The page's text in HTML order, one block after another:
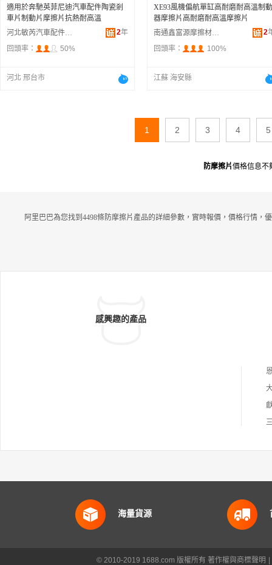
適用於奔馳英菲尼迪汽車配件陶瓷剎
車片制動片摩擦片抗熱耐高溫
河北敏芮汽車配件有限公司
2年
回頭率：
50%
河北 邢台市
XE93風機偏航單缸高耐磨耐高溫制動
器摩擦片高耐磨耐高溫摩擦片
南通鑫富源摩擦材料制造設備有限公司
2
回頭率：
100%
江蘇 海安縣
1 2 3 4 5
防摩擦片價格信息不
阿里巴巴為您找到4498條防摩擦片產品的詳細參數，實時報價，價格行情，
感興趣的產品
海量貨源
© 2010-2019 1688.com 版權所有 著作權與商標聲明